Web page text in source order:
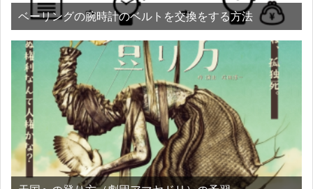
ベーリングの腕時計のベルトを交換をする方法